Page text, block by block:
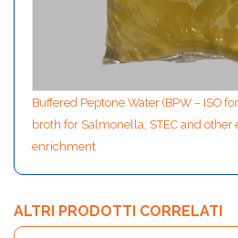
Buffered Peptone Water (BPW – ISO
broth for Salmonella, STEC and other
enrichment
ALTRI PRODOTTI CORRELATI